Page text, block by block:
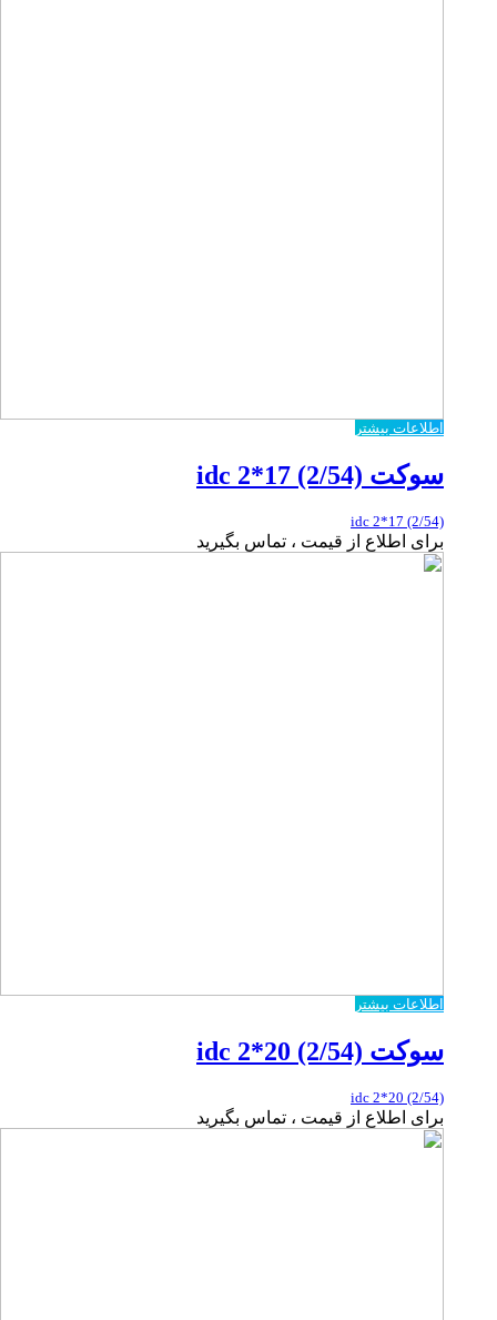
اطلاعات بیشتر
سوکت idc 2*17 (2/54)
idc 2*17 (2/54)
برای اطلاع از قیمت ، تماس بگیرید
اطلاعات بیشتر
سوکت idc 2*20 (2/54)
idc 2*20 (2/54)
برای اطلاع از قیمت ، تماس بگیرید